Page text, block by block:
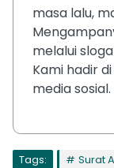
masa lalu,
melalui
Kami hadir
media sosial.
Tags: Surat